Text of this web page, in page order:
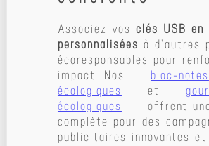
Associez vos clés USB en
personnalisées à d'autres
écoresponsables pour
impact. Nos
bloc-notes
écologiques
et
écologiques
offrent
complète pour des
publicitaires innovantes et